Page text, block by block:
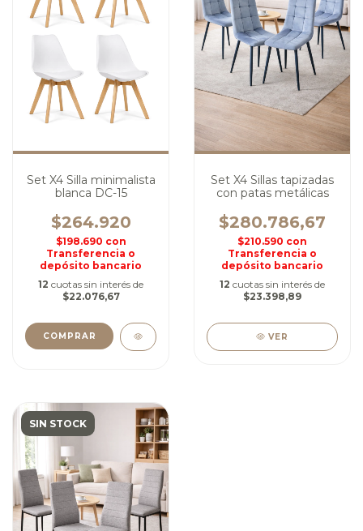
Set X4 Silla minimalista
blanca DC-15
$264.920
$198.690 con
Transferencia o
depósito bancario
12 cuotas sin interés de
$22.076,67
COMPRAR
Set X4 Sillas tapizadas
con patas metálicas
$280.786,67
$210.590 con
Transferencia o
depósito bancario
12 cuotas sin interés de
$23.398,89
VER
SIN STOCK